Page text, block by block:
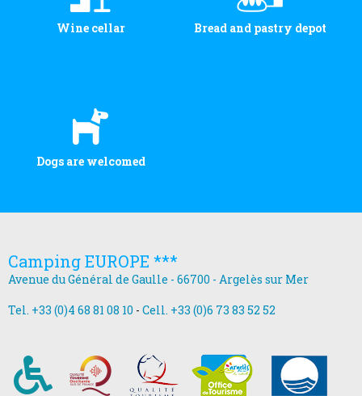
Wine cellar Bread and pastry depot
Dogs are welcomed
Camping EUROPE ***
Avenue du Général de Gaulle - 66700 - Argelès sur Mer
Tel. +33 (0)4 68 81 08 10 - Cell. +33 (0)6 73 83 52 52